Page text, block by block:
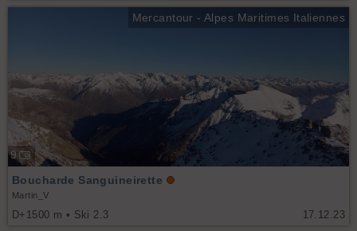
Mercantour - Alpes Maritimes Italiennes
9
17.12.23
Boucharde Sanguineirette
Martin_V
D+1500 m • Ski 2.3